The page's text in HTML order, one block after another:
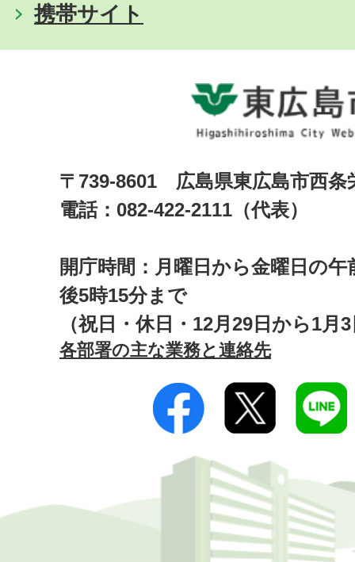
携帯サイト
〒739-8601 広島県東広島市西
電話：082-422-2111（代表）
開庁時間：月曜日から金曜日の午
後5時15分まで
（祝日・休日・12月29日から1月
各部署の主な業務と連絡先